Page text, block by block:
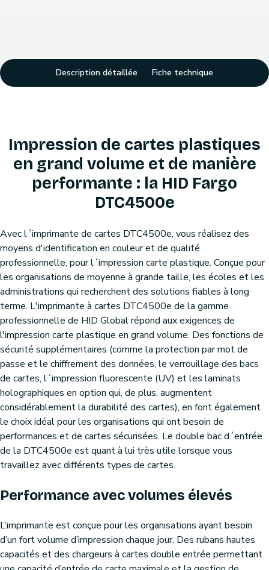
Description détaillée Fiche technique
Impression de cartes plastiques
en grand volume et de manière
performante : la HID Fargo
DTC4500e
Avec l´imprimante de cartes DTC4500e, vous réalisez des
moyens d'identification en couleur et de qualité
professionnelle, pour l´impression carte plastique. Conçue pour
les organisations de moyenne à grande taille, les écoles et les
administrations qui recherchent des solutions fiables à long
terme. L'imprimante à cartes DTC4500e de la gamme
professionnelle de HID Global répond aux exigences de
l'impression carte plastique en grand volume. Des fonctions de
sécurité supplémentaires (comme la protection par mot de
passe et le chiffrement des données, le verrouillage des bacs
de cartes, l´impression fluorescente (UV) et les laminats
holographiques en option qui, de plus, augmentent
considérablement la durabilité des cartes), en font également
le choix idéal pour les organisations qui ont besoin de
performances et de cartes sécurisées. Le double bac d´entrée
de la DTC4500e est quant à lui très utile lorsque vous
travaillez avec différents types de cartes.
Performance avec volumes élevés
L’imprimante est conçue pour les organisations ayant besoin
d’un fort volume d’impression chaque jour. Des rubans hautes
capacités et des chargeurs à cartes double entrée permettant